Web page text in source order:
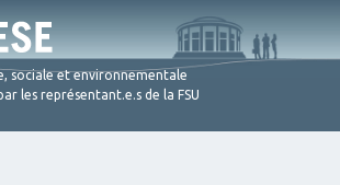
sociale et environnementale
les représentant.e.s de la FSU